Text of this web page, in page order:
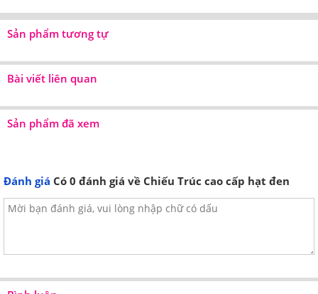
Sản phẩm tương tự
Bài viết liên quan
Sản phẩm đã xem
Đánh giá Có 0 đánh giá về Chiếu Trúc cao cấp hạt đen